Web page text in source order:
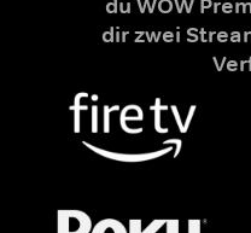
dir zwei